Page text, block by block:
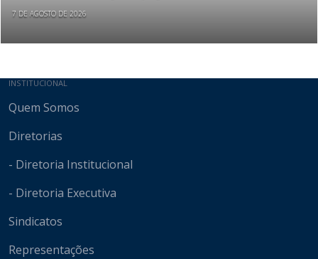
7 DE AGOSTO DE 2026
Mapa do site
INSTITUCIONAL
Quem Somos
Diretorias
- Diretoria Institucional
- Diretoria Executiva
Sindicatos
Representações